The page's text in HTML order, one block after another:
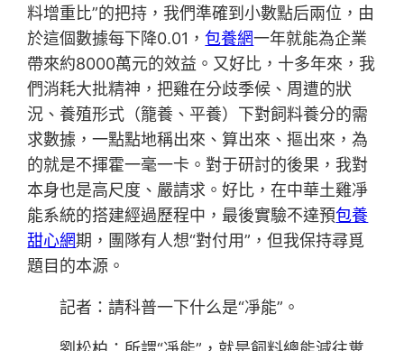
料增重比”的把持，我們準確到小數點后兩位，由
於這個數據每下降0.01，包養網一年就能為企業
帶來約8000萬元的效益。又好比，十多年來，我
們消耗大批精神，把雞在分歧季候、周遭的狀
況、養殖形式（籠養、平養）下對飼料養分的需
求數據，一點點地稱出來、算出來、摳出來，為
的就是不揮霍一毫一卡。對于研討的後果，我對
本身也是高尺度、嚴請求。好比，在中華土雞凈
能系統的搭建經過歷程中，最後實驗不達預包養
甜心網期，團隊有人想“對付用”，但我保持尋覓
題目的本源。
記者：請科普一下什么是“凈能”。